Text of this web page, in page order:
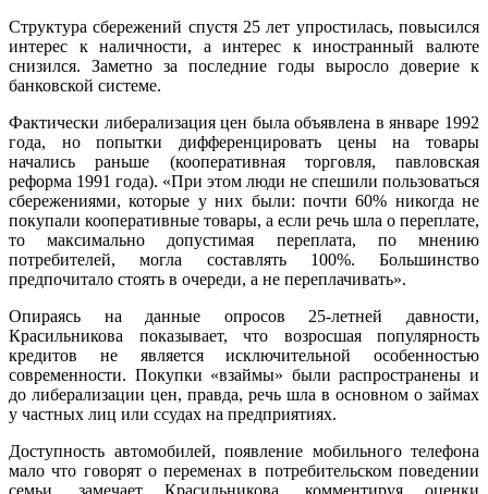
Структура сбережений спустя 25 лет упростилась, повысился
интерес к наличности, а интерес к иностранный валюте
снизился. Заметно за последние годы выросло доверие к
банковской системе.
Фактически либерализация цен была объявлена в январе 1992
года, но попытки дифференцировать цены на товары
начались раньше (кооперативная торговля, павловская
реформа 1991 года). «При этом люди не спешили пользоваться
сбережениями, которые у них были: почти 60% никогда не
покупали кооперативные товары, а если речь шла о переплате,
то максимально допустимая переплата, по мнению
потребителей, могла составлять 100%. Большинство
предпочитало стоять в очереди, а не переплачивать».
Опираясь на данные опросов 25-летней давности,
Красильникова показывает, что возросшая популярность
кредитов не является исключительной особенностью
современности. Покупки «взаймы» были распространены и
до либерализации цен, правда, речь шла в основном о займах
у частных лиц или ссудах на предприятиях.
Доступность автомобилей, появление мобильного телефона
мало что говорят о переменах в потребительском поведении
семьи, замечает Красильникова, комментируя оценки